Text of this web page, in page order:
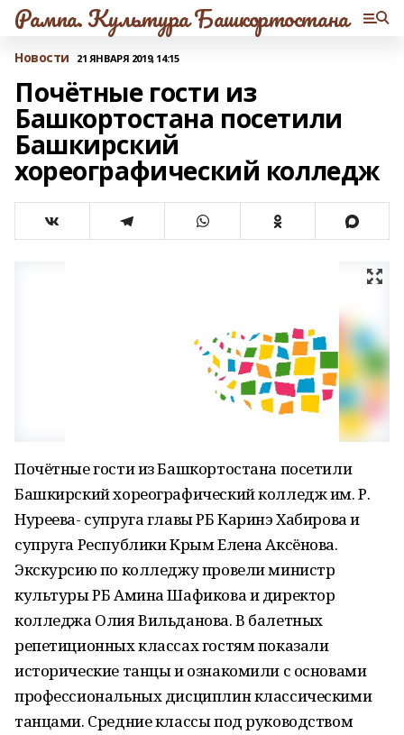
Рампа. Культура Башкортостана
Новости 21 ЯНВАРЯ 2019, 14:15
Почётные гости из
Башкортостана посетили
Башкирский
хореографический колледж
Почётные гости из Башкортостана посетили
Башкирский хореографический колледж им. Р.
Нуреева- супруга главы РБ Каринэ Хабирова и
супруга Республики Крым Елена Аксёнова.
Экскурсию по колледжу провели министр
культуры РБ Амина Шафикова и директор
колледжа Олия Вильданова. В балетных
репетиционных классах гостям показали
исторические танцы и ознакомили с основами
профессиональных дисциплин классическими
танцами. Средние классы под руководством